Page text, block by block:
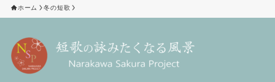
ホーム 冬の短歌